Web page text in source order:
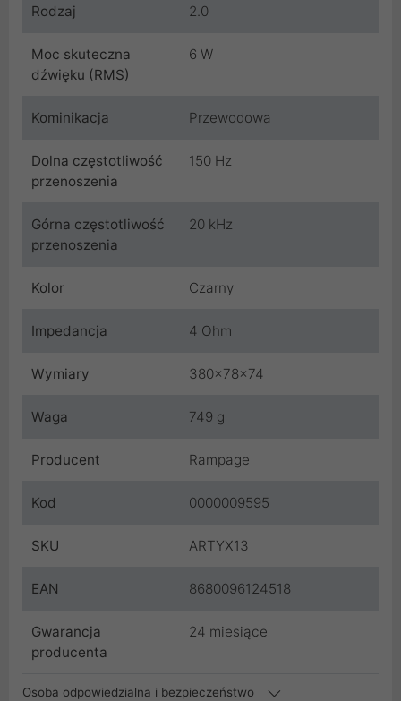
Rodzaj 2.0
Moc skuteczna
dźwięku (RMS)
6 W
Kominikacja Przewodowa
Dolna częstotliwość
przenoszenia
150 Hz
Górna częstotliwość
przenoszenia
20 kHz
Kolor Czarny
Impedancja 4 Ohm
Wymiary 380x78x74
Waga 749 g
Producent Rampage
Kod 0000009595
SKU ARTYX13
EAN 8680096124518
Gwarancja
producenta
24 miesiące
Osoba odpowiedzialna i bezpieczeństwo